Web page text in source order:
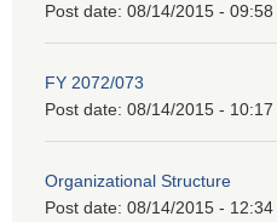
Post date: 08/14/2015 - 09:58
FY 2072/073
Post date: 08/14/2015 - 10:17
Organizational Structure
Post date: 08/14/2015 - 12:34